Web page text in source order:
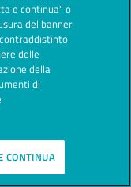
e continua" o
del banner
delle
della
di
CONTINUA